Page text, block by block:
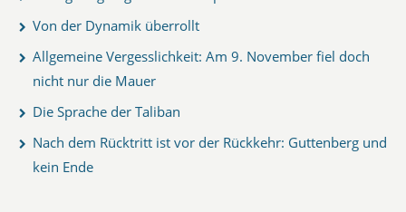
Von der Dynamik überrollt
Allgemeine Vergesslichkeit: Am 9. November fiel doch
nicht nur die Mauer
Die Sprache der Taliban
Nach dem Rücktritt ist vor der Rückkehr: Guttenberg und
kein Ende